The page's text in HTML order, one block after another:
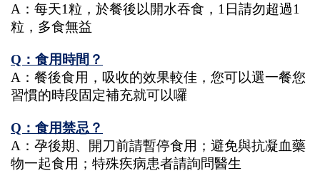
A：每天1粒，於餐後以開水吞食，1日請勿超過1
粒，多食無益
Q：食用時間？
A：餐後食用，吸收的效果較佳，您可以選一餐您
習慣的時段固定補充就可以囉
Q：食用禁忌？
A：孕後期、開刀前請暫停食用；避免與抗凝血藥
物一起食用；特殊疾病患者請詢問醫生